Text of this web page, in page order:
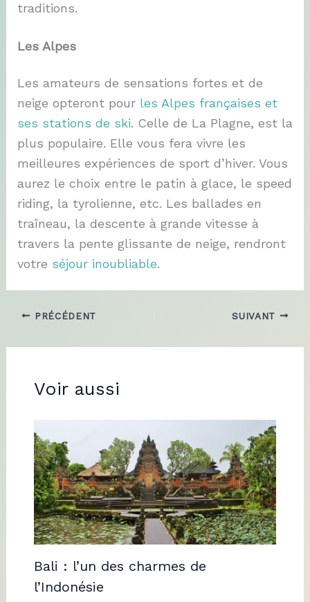
traditions.
Les Alpes
Les amateurs de sensations fortes et de
neige opteront pourles Alpes françaises et
ses stations de ski. Celle de La Plagne, est la
plus populaire. Elle vous fera vivre les
meilleures expériences de sport d’hiver. Vous
aurez le choix entre le patin à glace, le speed
riding, la tyrolienne, etc. Les ballades en
traîneau, la descente à grande vitesse à
travers la pente glissante de neige, rendront
votre séjour inoubliable.
PRÉCÉDENT SUIVANT
Voir aussi
Bali : l’un des charmes de
l’Indonésie